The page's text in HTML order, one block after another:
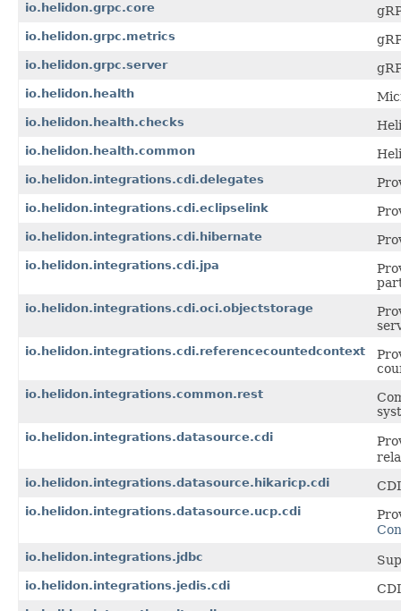
io.helidon.grpc.core
io.helidon.grpc.metrics
io.helidon.grpc.server
io.helidon.health
io.helidon.health.checks
io.helidon.health.common
io.helidon.integrations.cdi.delegates
io.helidon.integrations.cdi.eclipselink
io.helidon.integrations.cdi.hibernate
io.helidon.integrations.cdi.jpa
io.helidon.integrations.cdi.oci.objectstorage
io.helidon.integrations.cdi.referencecountedcontext
io.helidon.integrations.common.rest
io.helidon.integrations.datasource.cdi
io.helidon.integrations.datasource.hikaricp.cdi
io.helidon.integrations.datasource.ucp.cdi
io.helidon.integrations.jdbc
io.helidon.integrations.jedis.cdi